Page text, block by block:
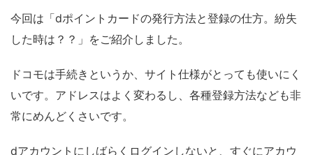
今回は「dポイントカードの発行方法と登録の仕方。紛失
した時は？？」をご紹介しました。
ドコモは手続きというか、サイト仕様がとっても使いにく
いです。アドレスはよく変わるし、各種登録方法なども非
常にめんどくさいです。
dアカウントにしばらくログインしないと、すぐにアカウ